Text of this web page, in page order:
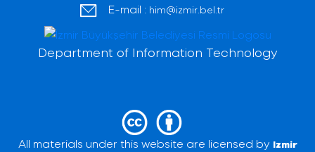
E-mail : him@izmir.bel.tr
Department of Information Technology
All materials under this website are licensed by Izmir